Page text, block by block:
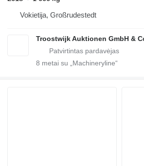
Vokietija, Großrudestedt
Troostwijk Auktionen GmbH &
8 metai su „Machineryline“